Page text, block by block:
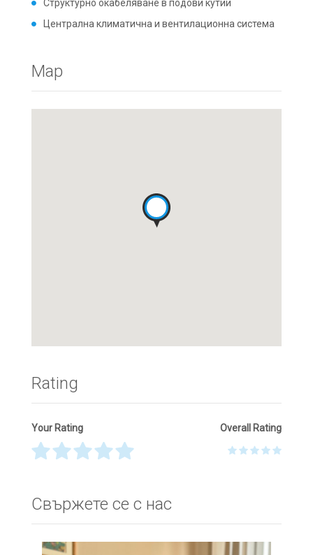
Структурно окабеляване в подови кутии
Централна климатична и вентилационна система
Map
Rating
Your Rating Overall Rating
Your Name*
Свържете се с нас